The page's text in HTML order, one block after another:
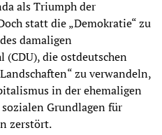
als Triumph der
statt die „Demokratie“ zu
damaligen
(CDU), die ostdeutschen
zu verwandeln,
in der ehemaligen
Grundlagen für
zerstört.